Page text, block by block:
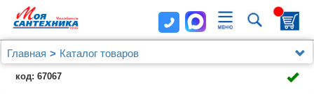
Главная
Каталог товаров
Подголовник для ванны Riho AH 09 Claudia black
код: 67067